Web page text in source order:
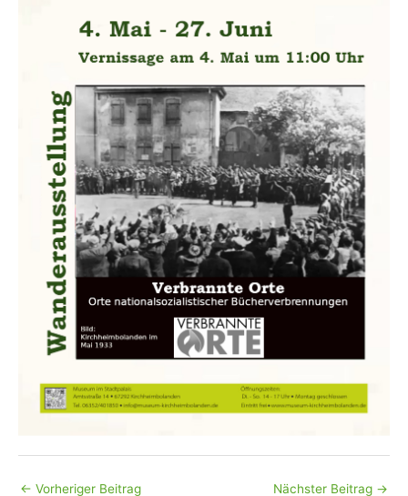
← Vorheriger Beitrag Nächster Beitrag →